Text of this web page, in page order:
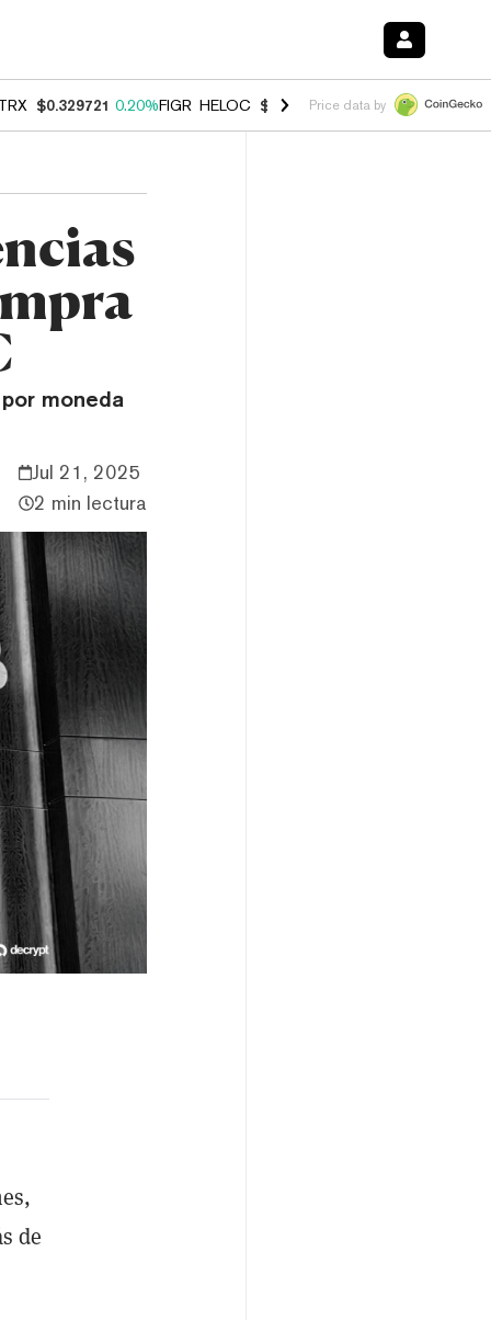
TRX $0.329721 0.20%FIGR_HELOC $1.001 -2.70%HYPE $54.15 -
Price data by
moneda
Jul 21, 2025
2 min lectura
de